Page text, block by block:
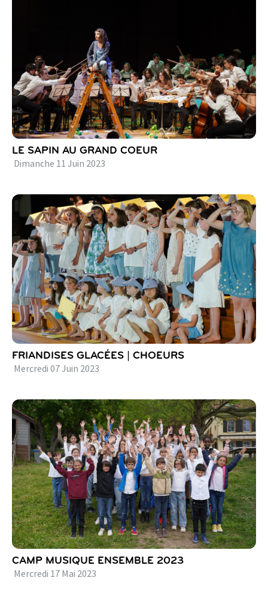
LE SAPIN AU GRAND COEUR
Dimanche 11 Juin 2023
FRIANDISES GLACÉES | CHOEURS
Mercredi 07Juin 2023
CAMP MUSIQUE ENSEMBLE 2023
Mercredi 17 Mai 2023